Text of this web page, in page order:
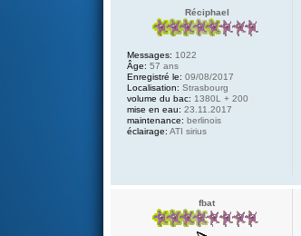
Réciphael
Messages: 1022
Âge: 57 ans
Enregistré le: 09/08/2017
Localisation: Strasbourg
volume du bac: 1380L + 200
mise en eau: 23.11.2017
maintenance: berlinois
éclairage: ATI sirius
fbat